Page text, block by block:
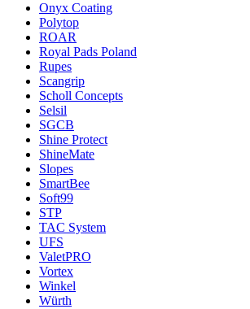
Onyx Coating
Polytop
ROAR
Royal Pads Poland
Rupes
Scangrip
Scholl Concepts
Selsil
SGCB
Shine Protect
ShineMate
Slopes
SmartBee
Soft99
STP
TAC System
UFS
ValetPRO
Vortex
Winkel
Würth